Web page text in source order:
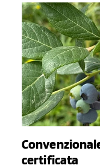
certificata